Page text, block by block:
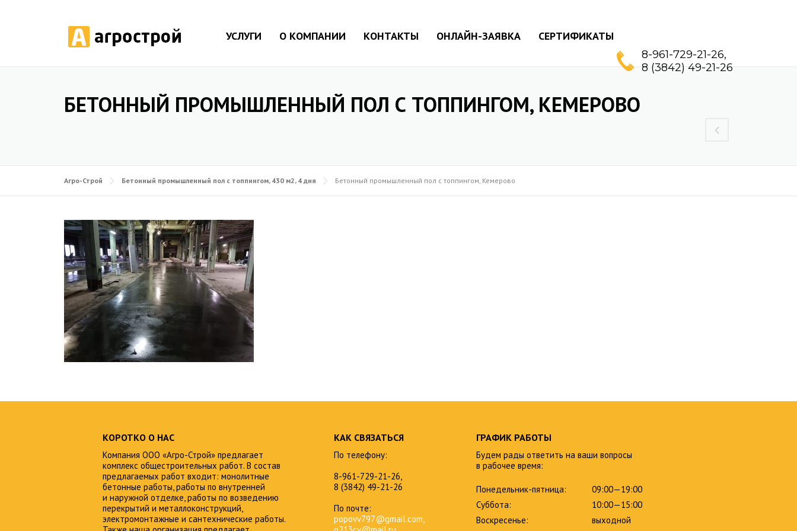
УСЛУГИ О КОМПАНИИ КОНТАКТЫ ОНЛАЙН-ЗАЯВКА СЕРТИФИКАТЫ
8-961-729-21-26,
8 (3842) 49-21-26
БЕТОННЫЙ ПРОМЫШЛЕННЫЙ ПОЛ С ТОППИНГОМ, КЕМЕРОВО
Агро-Строй Бетонный промышленный пол с топпингом, 430 м2, 4 дня Бетонный промышленный пол с топпингом, Кемерово
КОРОТКО О НАС
Компания ООО «Агро-Строй» предлагает
комплекс общестроительных работ. В состав
предлагаемых работ входит: монолитные
бетонные работы, работы по внутренней
и наружной отделке, работы по возведению
перекрытий и металлоконструкций,
электромонтажные и сантехнические работы.
КАК СВЯЗАТЬСЯ
По телефону:
8-961-729-21-26,
8 (3842) 49-21-26
По почте:
popovv797@gmail.com,
ГРАФИК РАБОТЫ
Будем рады ответить на ваши вопросы
в рабочее время:
Понедельник-пятница:
09:00—19:00
Суббота:
10:00—15:00
Воскресенье:
выходной